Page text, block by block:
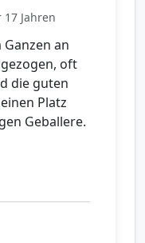
17 Jahren
an
oft
die guten
Platz
Geballere.